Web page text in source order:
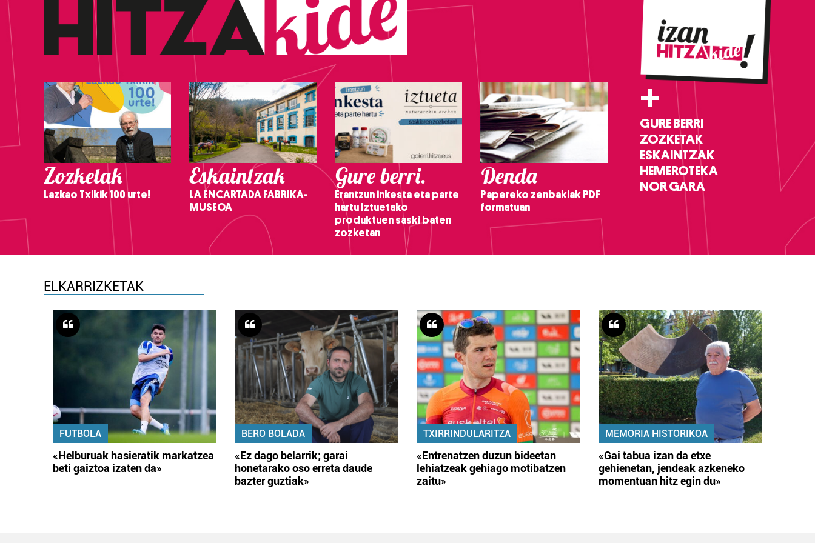
Zozketak
Lazkao Txikik 100 urte!
Eskaintzak
LA ENCARTADA FABRIKA-
MUSEOA
Gure berri.
Erantzun inkesta eta parte
hartu Iztuetako
produktuen saski baten
zozketan
Denda
Papereko zenbakiak PDF
formatuan
+
GURE BERRI
ZOZKETAK
ESKAINTZAK
HEMEROTEKA
NOR GARA
ELKARRIZKETAK
FUTBOLA
«Helburuak hasieratik markatzea
beti gaiztoa izaten da»
BERO BOLADA
«Ez dago belarrik; garai
honetarako oso erreta daude
bazter guztiak»
TXIRRINDULARITZA
«Entrenatzen duzun bideetan
lehiatzeak gehiago motibatzen
zaitu»
MEMORIA HISTORIKOA
«Gai tabua izan da etxe
gehienetan, jendeak azkeneko
momentuan hitz egin du»